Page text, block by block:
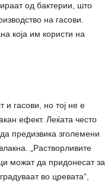
од бактерии, што
на гасови.
која им користи на
и гасови, но тој не е
ефект. Леќата често
предизвика зголемени
„Растворливите
можат да придонесат за
во цревата“,